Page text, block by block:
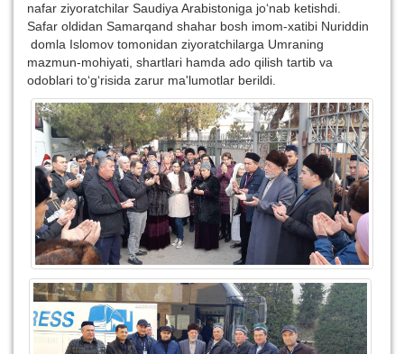
nafar ziyoratchilar Saudiya Arabistoniga jo‘nab ketishdi.
Safar oldidan Samarqand shahar bosh imom-xatibi Nuriddin
domla Islomov tomonidan ziyoratchilarga Umraning
mazmun-mohiyati, shartlari hamda ado qilish tartib va
odoblari to‘g‘risida zarur ma'lumotlar berildi.